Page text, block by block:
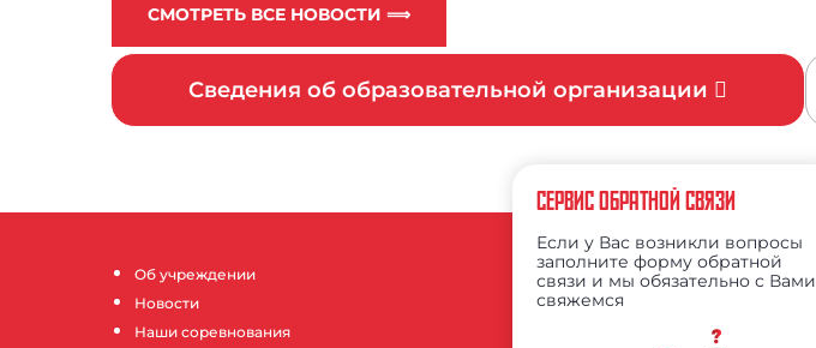
СМОТРЕТЬ ВСЕ НОВОСТИ ⟹
Сведения об образовательной организации
Об учреждении
Новости
Наши соревнования
СЕРВИС ОБРАТНОЙ СВЯЗИ
Если у Вас возникли вопросы
заполните форму обратной
связи и мы обязательно с Вами
свяжемся